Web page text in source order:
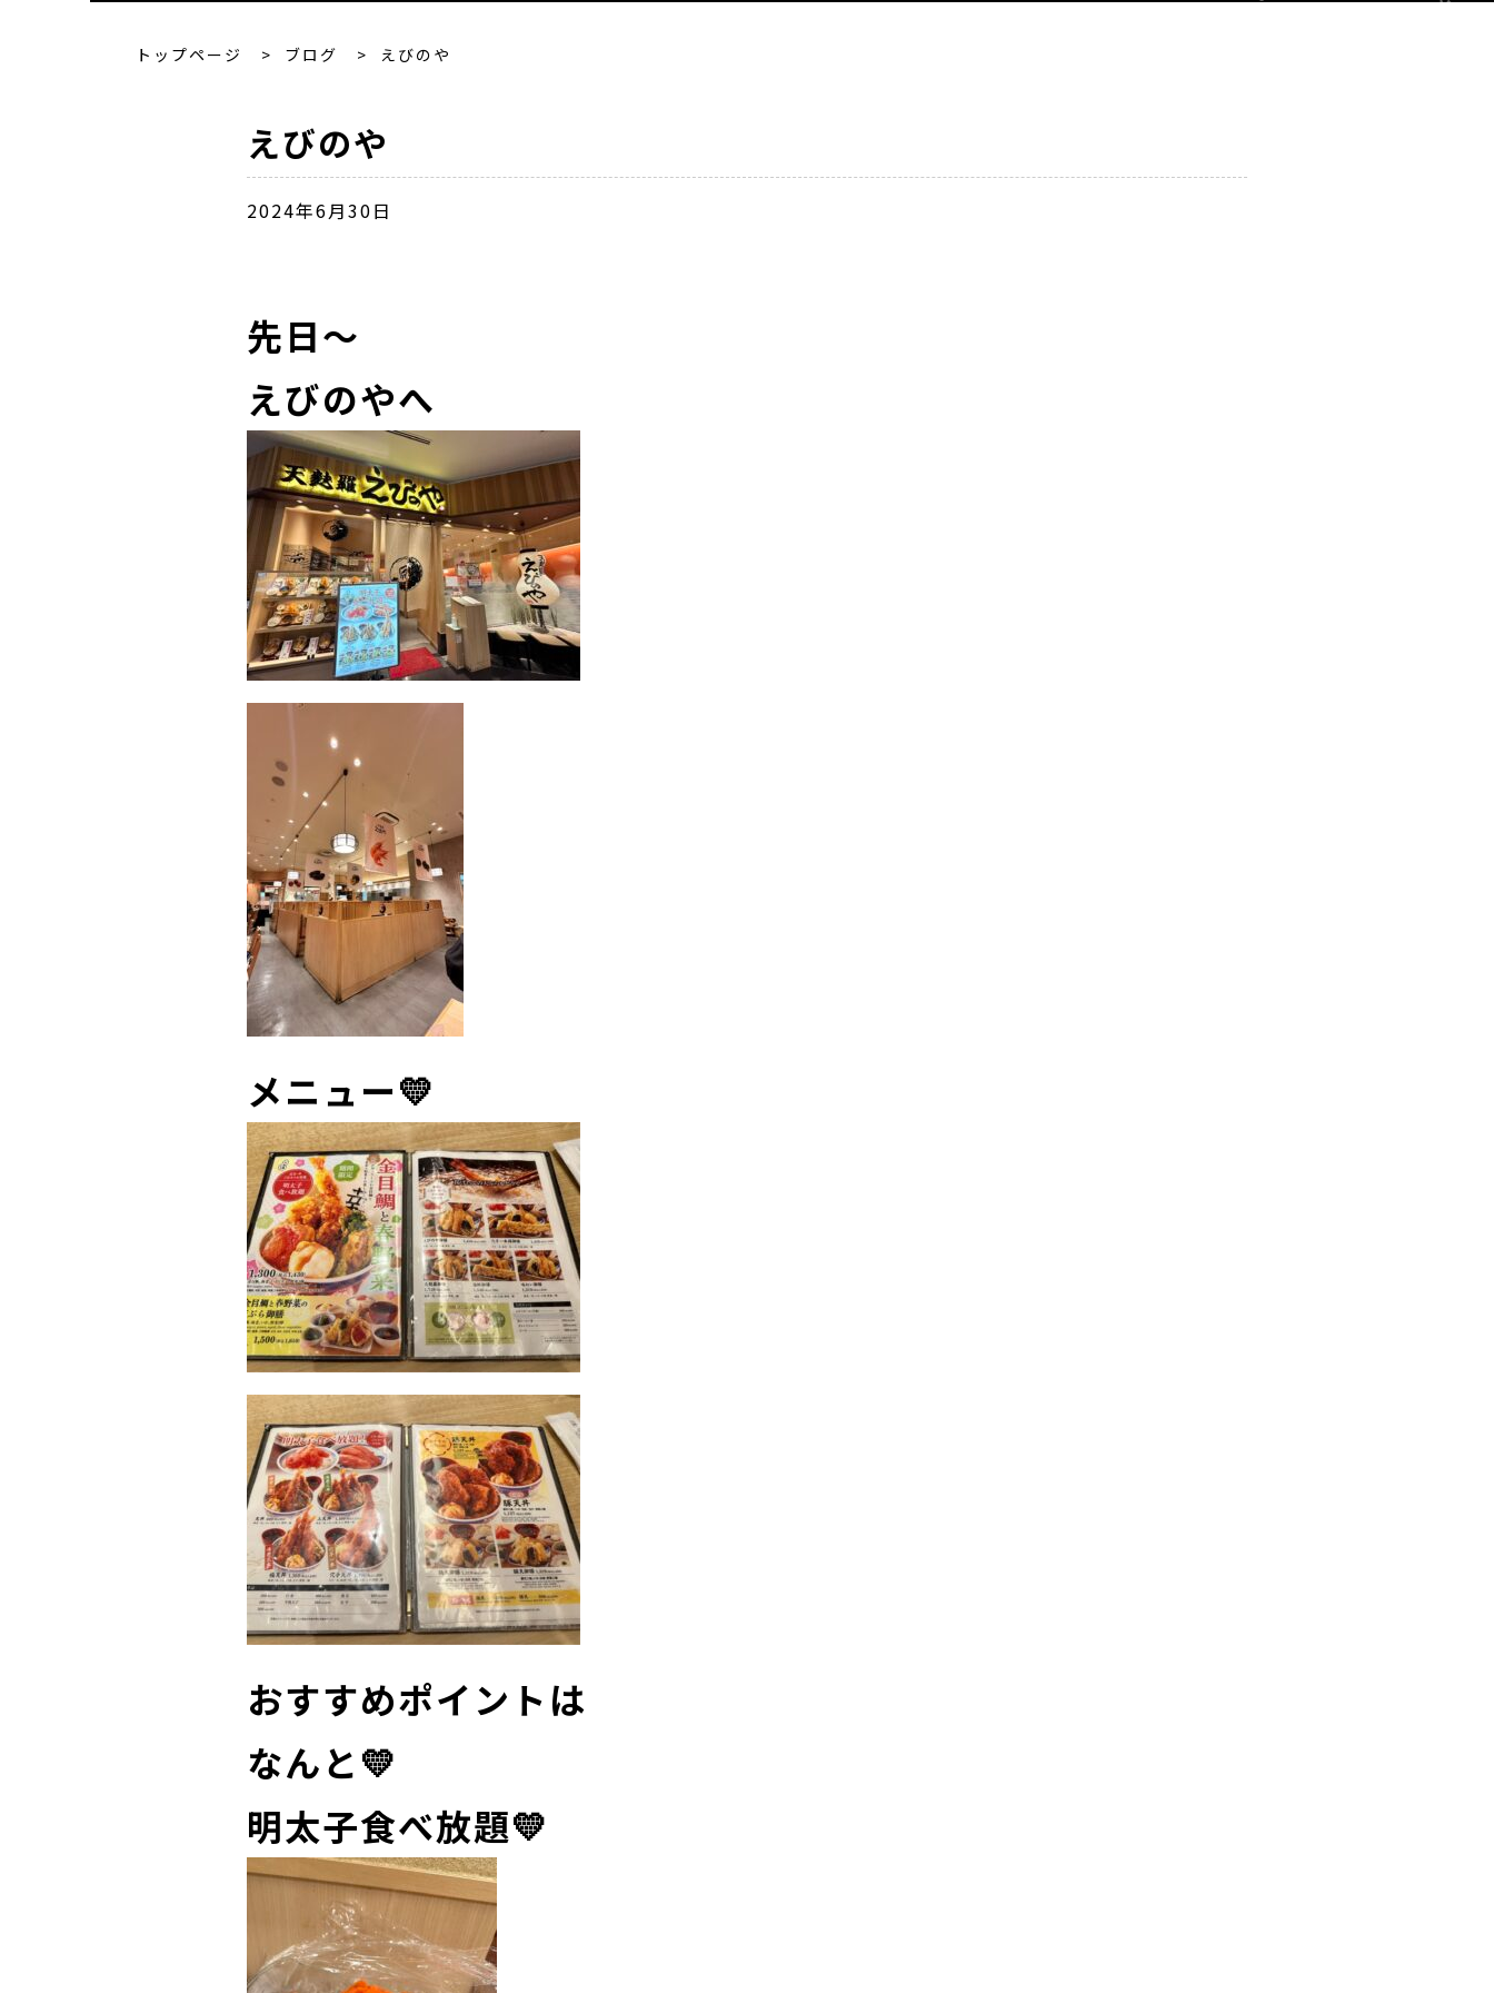
トップページ > ブログ > えびのや
えびのや
2024年6月30日
先日～
えびのやへ
メニュー💛
おすすめポイントは
なんと💛
明太子食べ放題💛